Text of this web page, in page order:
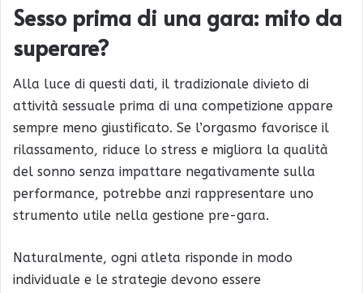
Sesso prima di una gara: mito da
superare?
Alla luce di questi dati, il tradizionale divieto di
attività sessuale prima di una competizione appare
sempre meno giustificato. Se l’orgasmo favorisce il
rilassamento, riduce lo stress e migliora la qualità
del sonno senza impattare negativamente sulla
performance, potrebbe anzi rappresentare uno
strumento utile nella gestione pre-gara.
Naturalmente, ogni atleta risponde in modo
individuale e le strategie devono essere